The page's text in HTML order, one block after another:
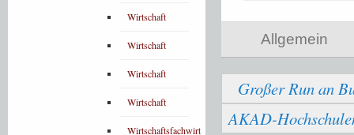
Allgemein
Großer Run an
AKAD-
Wirtschaft
Wirtschaft
Wirtschaft
Wirtschaft
Wirtschaftsfachwirt